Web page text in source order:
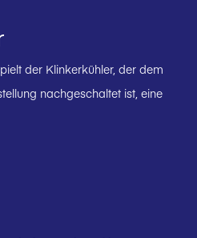
der Klinkerkühler, der dem
nachgeschaltet ist, eine